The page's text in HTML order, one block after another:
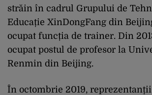
străin în cadrul Grupului de
Educație XinDongFang din
ocupat funcția de trainer. Din
ocupat postul de profesor la
Renmin din Beijing.
În octombrie 2019,